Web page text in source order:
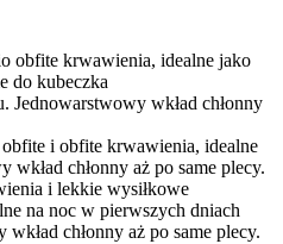
obfite krwawienia, idealne jako
do kubeczka
Jednowarstwowy wkład chłonny
i obfite krwawienia, idealne
wkład chłonny aż po same plecy.
i lekkie wysiłkowe
na noc w pierwszych dniach
chłonny aż po same plecy.